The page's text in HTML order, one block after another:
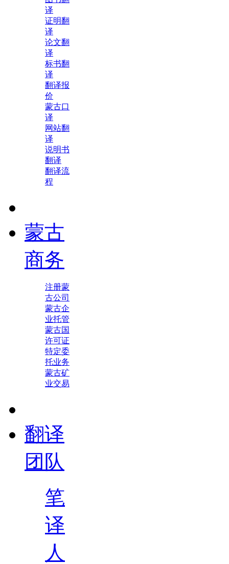
译
证明翻
译
论文翻
译
标书翻
译
翻译报
价
蒙古口
译
网站翻
译
说明书
翻译
翻译流
程
蒙古
商务
注册蒙
古公司
蒙古企
业托管
蒙古国
许可证
特定委
托业务
蒙古矿
业交易
翻译
团队
笔
译
人